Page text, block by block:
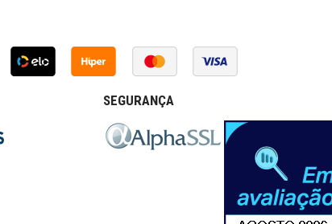
SEGURANÇA